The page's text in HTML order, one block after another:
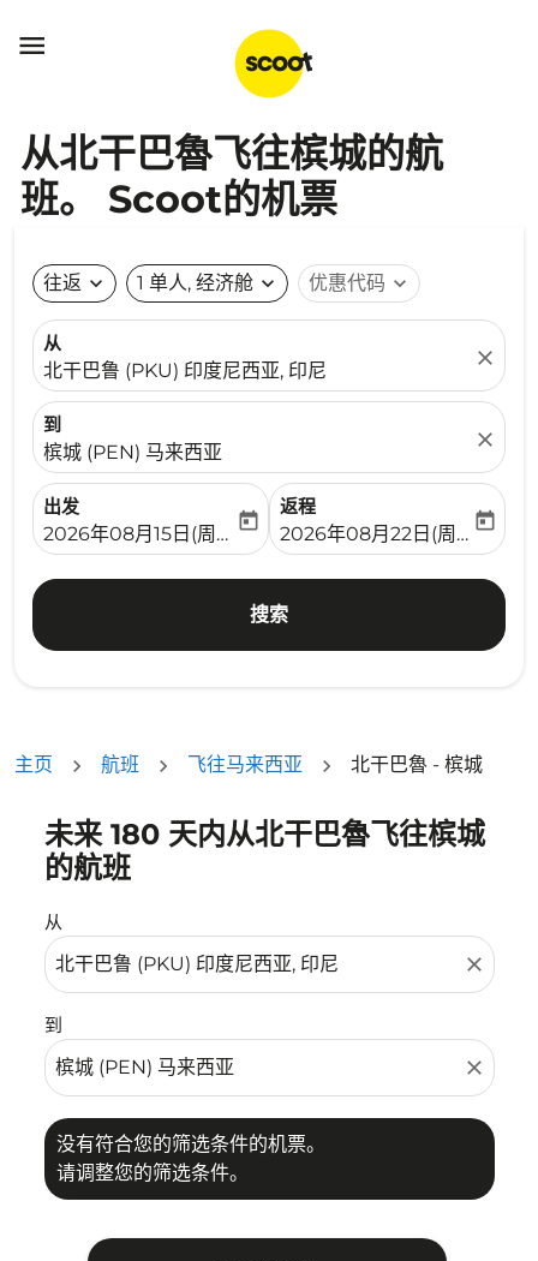

从北干巴魯飞往槟城的航
班。 Scoot的机票
往返 expand_more 1 单人, 经济舱 expand_more 优惠代码 expand_more
从
北干巴鲁 (PKU) 印度尼西亚, 印尼
close
到
槟城 (PEN) 马来西亚
close
出发
fc-booking-departure-date-aria-label
2026年08月15日(周六)
today
返程
fc-booking-return-date-
2026年08月22日(周六)
today
搜索
主页 航班 飞往马来西亚 北干巴魯 - 槟城
未来 180 天内从北干巴魯飞往槟城
的航班
从
close
到
close
没有符合您的筛选条件的机票。
请调整您的筛选条件。
没有符合您的筛选条件的机票。请调整您的筛选条件。